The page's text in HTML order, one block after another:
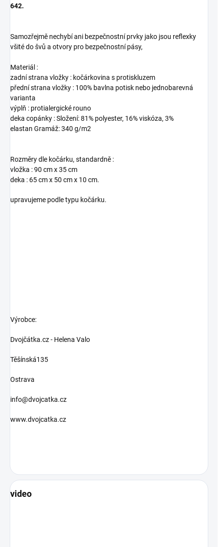
642.
Samozřejmě nechybí ani bezpečnostní prvky jako jsou reflexky
všité do švů a otvory pro bezpečnostní pásy,
Materiál :
zadní strana vložky : kočárkovina s protiskluzem
přední strana vložky : 100% bavlna potisk nebo jednobarevná
varianta
výplň : protialergické rouno
deka copánky : Složení: 81% polyester, 16% viskóza, 3%
elastan Gramáž: 340 g/m2
Rozměry dle kočárku, standardně :
vložka : 90 cm x 35 cm
deka : 65 cm x 50 cm x 10 cm.
upravujeme podle typu kočárku.
Výrobce:
Dvojčátka.cz - Helena Valo
Těšínská135
Ostrava
info@dvojcatka.cz
www.dvojcatka.cz
video